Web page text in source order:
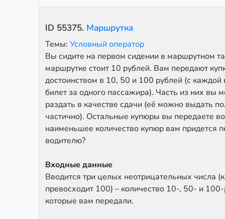
ID 55375. Маршрутка
Темы: Условный оператор
Вы сидите на первом сидении в маршрутном
маршрутке стоит 10 рублей. Вам передают
достоинством в 10, 50 и 100 рублей (с
билет за одного пассажира). Часть из них вы
раздать в качестве сдачи (её можно выдать
частично). Остальные купюры вы передаете
наименьшее количество купюр вам придется
водителю?
Входные данные
Вводится три целых неотрицательных числа
превосходит 100) – количество 10-, 50- и
которые вам передали.